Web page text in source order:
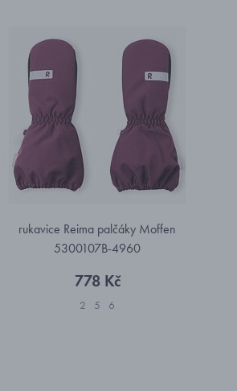
rukavice Reima palčáky Moffen
5300107B-4960
778 Kč
2 5 6